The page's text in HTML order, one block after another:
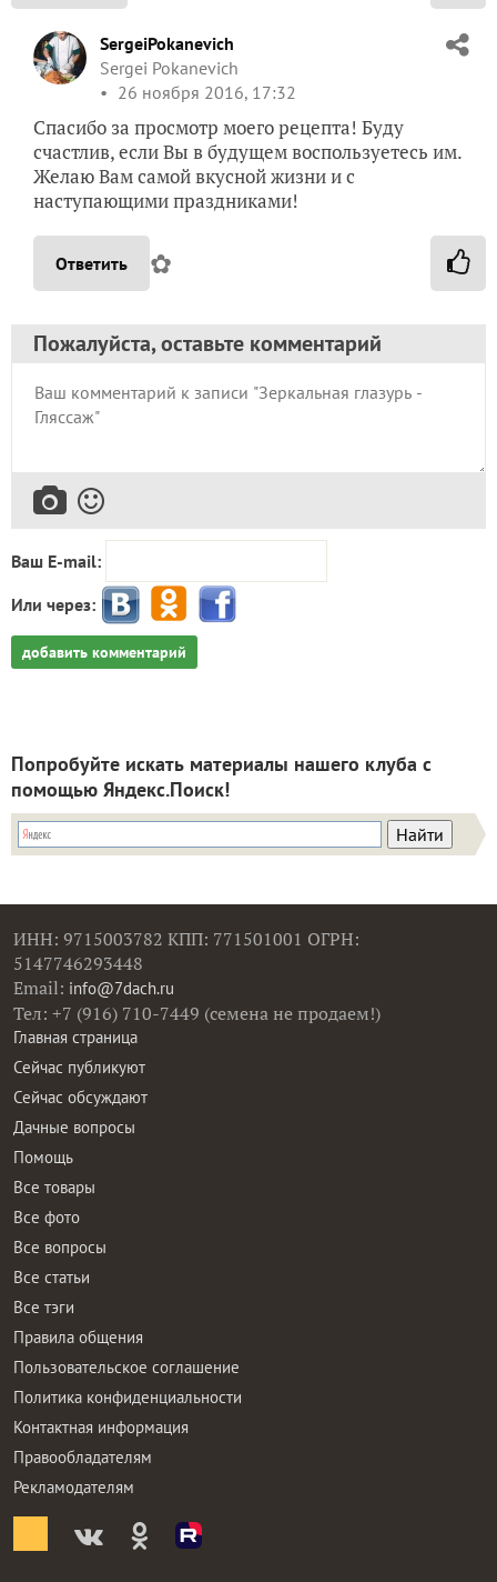
SergeiPokanevich
Sergei Pokanevich
26 ноября 2016, 17:32
Спасибо за просмотр моего рецепта! Буду
счастлив, если Вы в будущем воспользуетесь им.
Желаю Вам самой вкусной жизни и с
наступающими праздниками!
Ответить ✿
Пожалуйста, оставьте комментарий
Ваш E-mail:
Или через:
добавить комментарий
Попробуйте искать материалы нашего клуба с
помощью Яндекс.Поиск!
ИНН: 9715003782 КПП: 771501001 ОГРН:
5147746293448
Email: info@7dach.ru
Тел: +7 (916) 710-7449 (семена не продаем!)
Главная страница
Сейчас публикуют
Сейчас обсуждают
Дачные вопросы
Помощь
Все товары
Все фото
Все вопросы
Все статьи
Все тэги
Правила общения
Пользовательское соглашение
Политика конфиденциальности
Контактная информация
Правообладателям
Рекламодателям